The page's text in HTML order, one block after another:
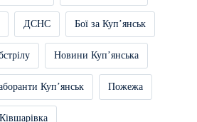
ДСНС Бої за Купʼянськ
Новини Купʼянська
Купʼянськ Пожежа
Ківшарівка